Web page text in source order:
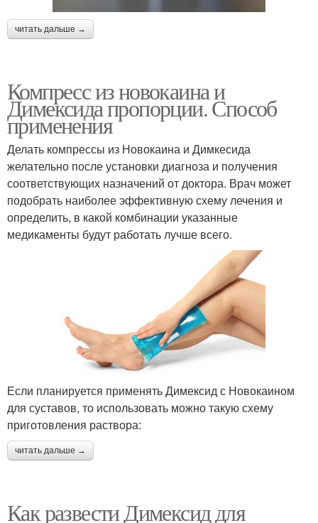
читать дальше →
Компресс из новокаина и
Димексида пропорции. Способ
применения
Делать компрессы из Новокаина и Димкесида
желательно после установки диагноза и получения
соответствующих назначений от доктора. Врач может
подобрать наиболее эффективную схему лечения и
определить, в какой комбинации указанные
медикаменты будут работать лучше всего.
Если планируется применять Димексид с Новокаином
для суставов, то использовать можно такую схему
приготовления раствора:
читать дальше →
Как развести Димексид для